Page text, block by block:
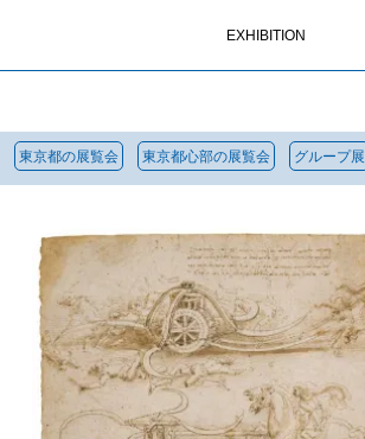
EXHIBITION
東京都の展覧会 東京都心部の展覧会 グループ展